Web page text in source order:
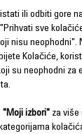
-
ili odbiti gore
sve
nisu neophodni".
Kolačiće,
su neophodni za
"Moji izbori"za više